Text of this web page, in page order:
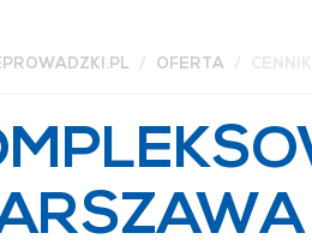
OFERTA CENNIK